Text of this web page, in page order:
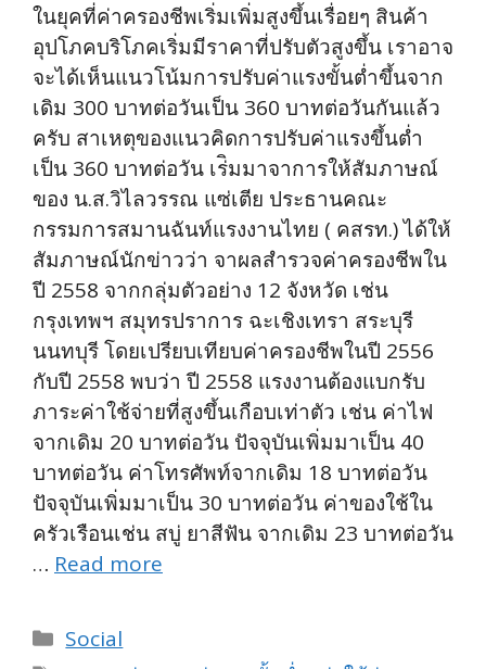
ในยุคที่ค่าครองชีพเริ่มเพิ่มสูงขึ้นเรื่อยๆ สินค้า
อุปโภคบริโภคเริ่มมีราคาที่ปรับตัวสูงขึ้น เราอาจ
จะได้เห็นแนวโน้มการปรับค่าแรงขั้นต่ำขึ้นจาก
เดิม 300 บาทต่อวันเป็น 360 บาทต่อวันกันแล้ว
ครับ สาเหตุของแนวคิดการปรับค่าแรงขึ้นต่ำ
เป็น 360 บาทต่อวัน เร่ิมมาจาการให้สัมภาษณ์
ของ น.ส.วิไลวรรณ แซ่เตีย ประธานคณะ
กรรมการสมานฉันท์แรงงานไทย ( คสรท.) ได้ให้
สัมภาษณ์นักข่าวว่า จาผลสำรวจค่าครองชีพใน
ปี 2558 จากกลุ่มตัวอย่าง 12 จังหวัด เช่น
กรุงเทพฯ สมุทรปราการ ฉะเชิงเทรา สระบุรี
นนทบุรี โดยเปรียบเทียบค่าครองชีพในปี 2556
กับปี 2558 พบว่า ปี 2558 แรงงานต้องแบกรับ
ภาระค่าใช้จ่ายที่สูงขึ้นเกือบเท่าตัว เช่น ค่าไฟ
จากเดิม 20 บาทต่อวัน ปัจจุบันเพิ่มมาเป็น 40
บาทต่อวัน ค่าโทรศัพท์จากเดิม 18 บาทต่อวัน
ปัจจุบันเพิ่มมาเป็น 30 บาทต่อวัน ค่าของใช้ใน
ครัวเรือนเช่น สบู่ ยาสีฟัน จากเดิม 23 บาทต่อวัน
… Read more
Categories
Social